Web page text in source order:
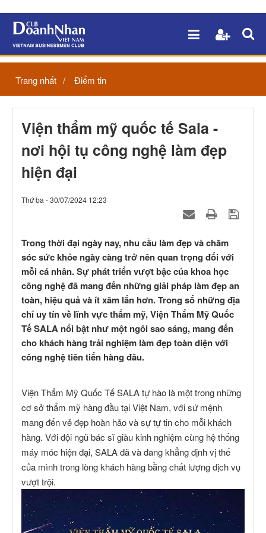
Trang nhất Điểm tin
Viện thẩm mỹ quốc tế Sala -
nơi hội tụ công nghệ làm đẹp
hiện đại
Thứ ba - 30/07/2024 12:23
Trong thời đại ngày nay, nhu cầu làm đẹp và chăm
sóc sức khỏe ngày càng trở nên quan trọng đối với
mỗi cá nhân. Sự phát triển vượt bậc của khoa học
công nghệ đã mang đến những giải pháp làm đẹp an
toàn, hiệu quả và ít xâm lấn hơn. Trong số những địa
chỉ uy tín về lĩnh vực thẩm mỹ, Viện Thẩm Mỹ Quốc
Tế SALA nổi bật như một ngôi sao sáng, mang đến
cho khách hàng trải nghiệm làm đẹp toàn diện với
công nghệ tiên tiến hàng đầu.
Viện Thẩm Mỹ Quốc Tế SALA tự hào là một trong những
cơ sở thẩm mỹ hàng đầu tại Việt Nam, với sứ mệnh
mang đến vẻ đẹp hoàn hảo và sự tự tin cho mỗi khách
hàng. Với đội ngũ bác sĩ giàu kinh nghiệm cùng hệ thống
máy móc hiện đại, SALA đã và đang khẳng định vị thế
của mình trong lòng khách hàng bằng chất lượng dịch vụ
vượt trội.